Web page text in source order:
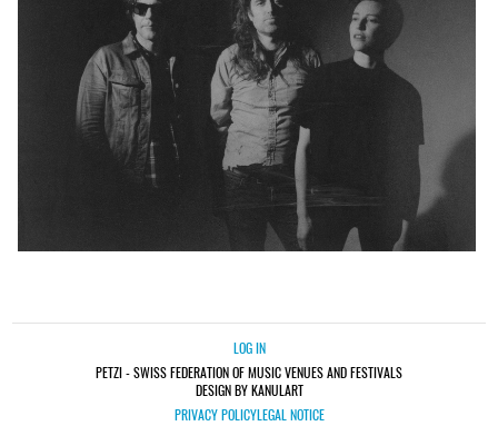
LOG IN
PETZI - SWISS FEDERATION OF MUSIC VENUES AND FESTIVALS
DESIGN BY KANULART
PRIVACY POLICYLEGAL NOTICE